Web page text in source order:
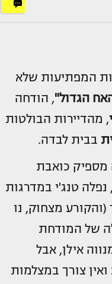
המפתיעות שלא
הגדול", הודחה
, מהדיירות הבולטות
בבית לבדה.
כואבת
טנג'י במדרגות
מצחוק, נו
של המודחת
אילן, אבל
לצערה, אנחנו חיים בשנת 2024 ואין צורך במצלמות